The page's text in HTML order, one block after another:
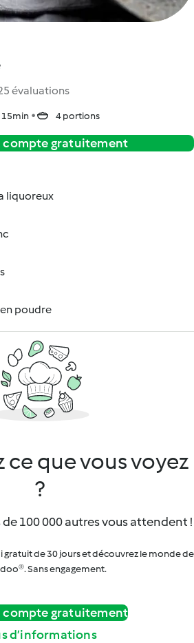
évaluations
15min 4 portions
compte gratuitement
liquoreux
poudre
ce que vous voyez
?
100 000 autres vous attendent !
gratuit de 30 jours et découvrez le monde de
Sans engagement.
compte gratuitement
d’informations